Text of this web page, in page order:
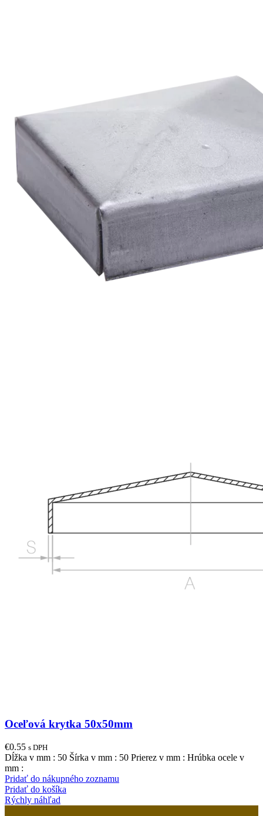
Oceľová krytka 50x50mm
€0.55 s DPH
Dĺžka v mm : 50 Šírka v mm : 50 Prierez v mm : Hrúbka ocele v
mm :
Pridať do nákupného zoznamu
Pridať do košíka
Rýchly náhľad